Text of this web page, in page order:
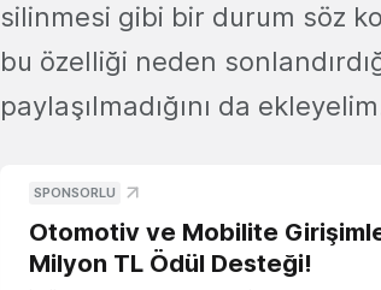
silinmesi gibi bir durum söz
bu özelliği neden
paylaşılmadığını da
SPONSORLU
Otomotiv ve Mobilite
Milyon TL Ödül Desteği!